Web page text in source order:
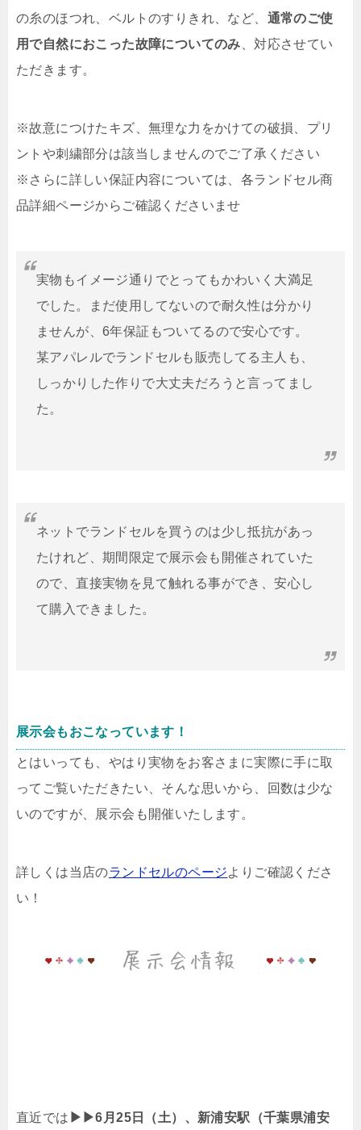
の糸のほつれ、ベルトのすりきれ、など、 通常のご使
用で自然におこった故障についてのみ 、対応させてい
ただきます。
※故意につけたキズ、無理な力をかけての破損、プリ
ントや刺繍部分は該当しませんのでご了承ください
※さらに詳しい保証内容については、各ランドセル商
品詳細ページからご確認くださいませ
実物もイメージ通りでとってもかわいく大満足
でした。まだ使用してないので耐久性は分かり
ませんが、6年保証もついてるので安心です。
某アパレルでランドセルも販売してる主人も、
しっかりした作りで大丈夫だろうと言ってまし
た。
ネットでランドセルを買うのは少し抵抗があっ
たけれど、期間限定で展示会も開催されていた
ので、直接実物を見て触れる事ができ、安心し
て購入できました。
展示会もおこなっています！
とはいっても、やはり実物をお客さまに実際に手に取
ってご覧いただきたい、そんな思いから、回数は少な
いのですが、展示会も開催いたします。
詳しくは当店のランドセルのページよりご確認くださ
い！
直近では ▶︎▶︎6月25日（土）、新浦安駅（千葉県浦安